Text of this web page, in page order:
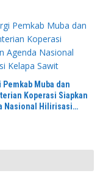
Muba dan
Koperasi Siapkan
Nasional Hilirisasi